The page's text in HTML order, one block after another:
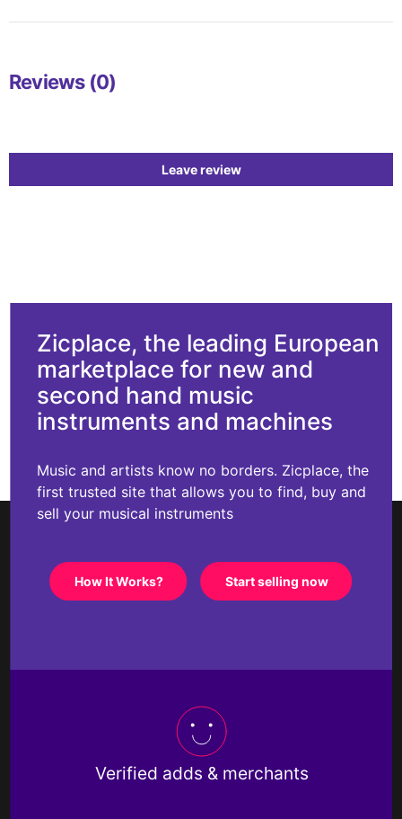
Reviews (0)
Leave review
Zicplace, the leading European
marketplace for new and
second hand music
instruments and machines
Music and artists know no borders. Zicplace, the
first trusted site that allows you to find, buy and
sell your musical instruments
How It Works? Start selling now
Verified adds & merchants